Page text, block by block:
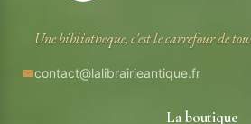
Une bibliotheque, c'est le carrefour de tous
contact@lalibrairieantique.fr
La boutique